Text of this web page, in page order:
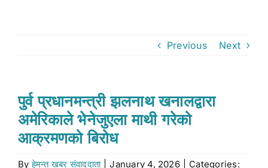
Don’t Miss
Search
Previous Next
पुर्व प्रधानमन्त्री झलनाथ खनालद्वारा
अमेरिकाले भेनेजुएला माथी गरेको
आक्रमणको बिरोध
Byहेमन्त खबर संवाददाता January 4, 2026
Categories: